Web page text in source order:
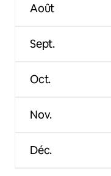
Août
Sept.
Oct.
Nov.
Déc.